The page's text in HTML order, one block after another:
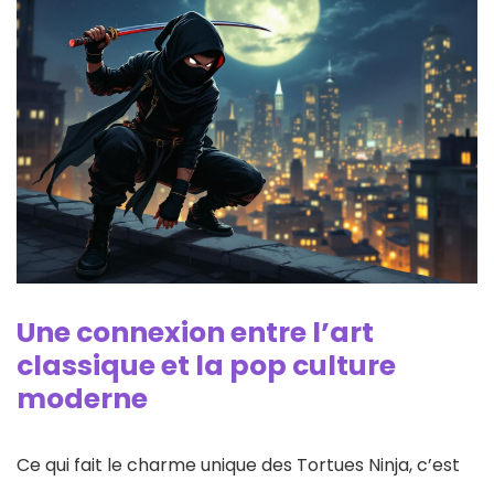
Une connexion entre l’art
classique et la pop culture
moderne
Ce qui fait le charme unique des Tortues Ninja, c’est